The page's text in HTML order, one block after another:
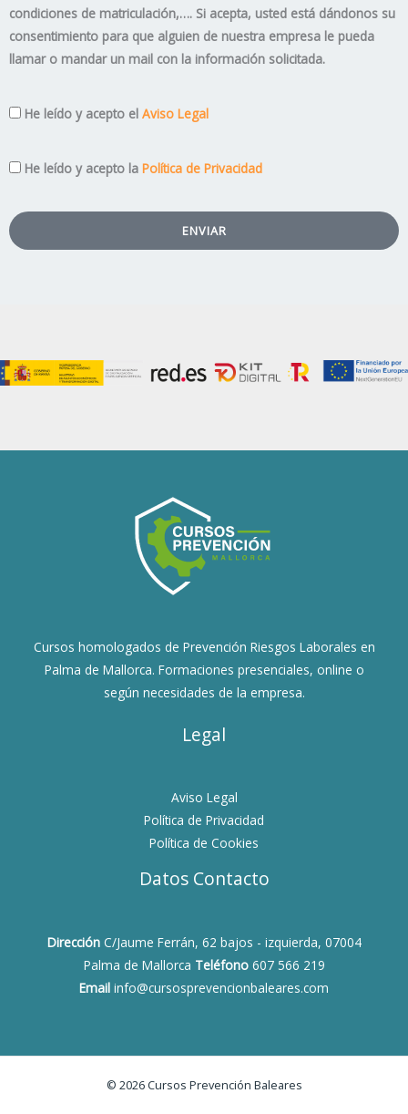
condiciones de matriculación,…. Si acepta, usted está dándonos su
consentimiento para que alguien de nuestra empresa le pueda
llamar o mandar un mail con la información solicitada.
AvisoHe leído y acepto el Aviso Legal
Privacidad
He leído y acepto la Política de Privacidad
ENVIAR
Cursos homologados de Prevención Riesgos Laborales en
Palma de Mallorca. Formaciones presenciales, online o
según necesidades de la empresa.
Legal
Aviso Legal
Política de Privacidad
Política de Cookies
Datos Contacto
DirecciónC/Jaume Ferrán, 62 bajos - izquierda, 07004
Palma de Mallorca Teléfono607 566 219
Email info@cursosprevencionbaleares.com
© 2026 Cursos Prevención Baleares